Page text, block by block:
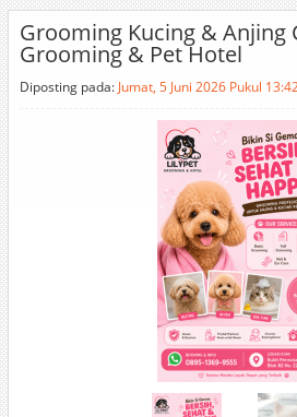
Grooming Kucing &
Grooming & Pet Hotel
Diposting pada: Jumat, 5 Juni 2026 Pukul